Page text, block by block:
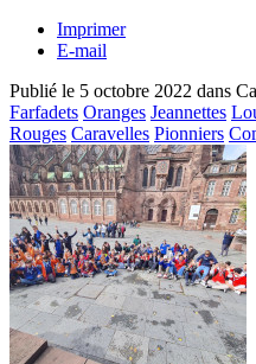
Imprimer
E-mail
Publié le 5 octobre 2022 dans
Farfadets Oranges Jeannettes
Rouges Caravelles Pionniers